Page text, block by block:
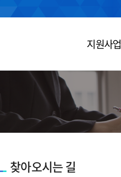
지원사업
찾아오시는 길